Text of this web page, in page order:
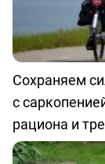
Сохраняем
с
рациона и